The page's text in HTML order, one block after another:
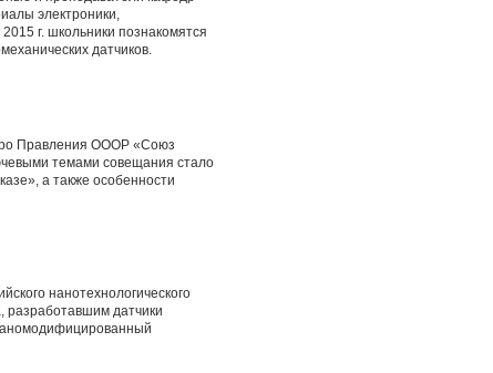
электроники,
г. школьники познакомятся
датчиков.
Правления ОООР «Союз
темами совещания стало
а также особенности
нанотехнологического
разработавшим датчики